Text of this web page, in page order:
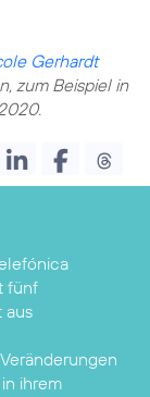
Gerhardt
zum Beispiel in
fünf
aus
ihrem